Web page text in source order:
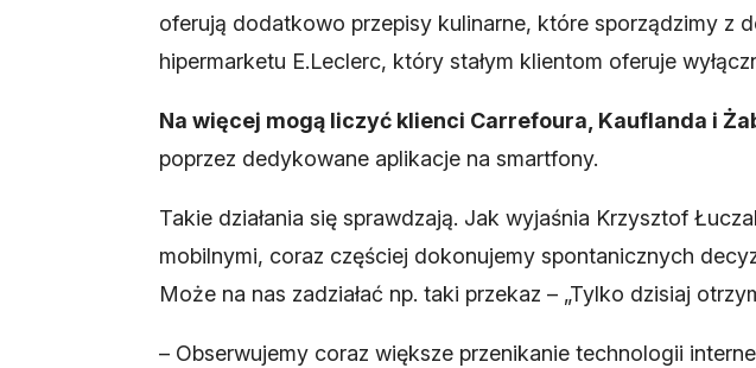
oferują dodatkowo przepisy kulinarne, które sporządzimy z
hipermarketu E.Leclerc, który stałym klientom oferuje
Na więcej mogą liczyć klienci Carrefoura, Kauflanda i
poprzez dedykowane aplikacje na smartfony.
Takie działania się sprawdzają. Jak wyjaśnia Krzysztof
mobilnymi, coraz częściej dokonujemy spontanicznych
Może na nas zadziałać np. taki przekaz – „Tylko dzisiaj
– Obserwujemy coraz większe przenikanie technologii